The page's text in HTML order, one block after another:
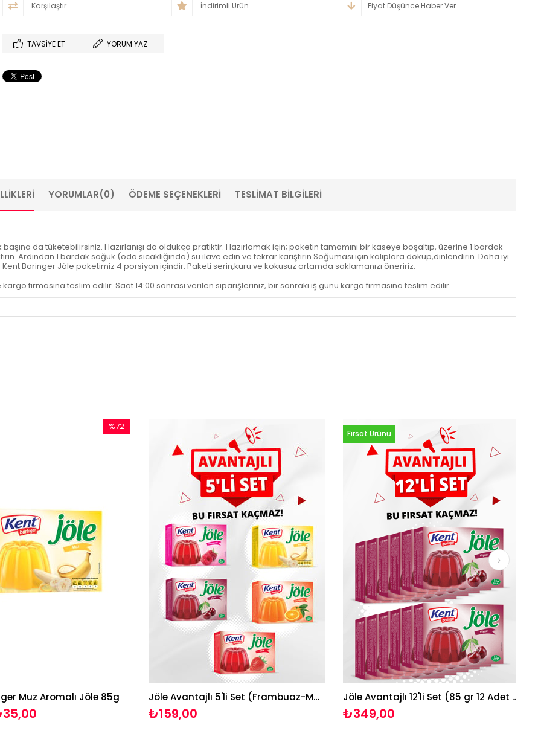
Karşılaştır İndirimli Ürün Fiyat Düşünce Haber Ver
TAVSIYE ET YORUM YAZ
YORUMLAR(0) ÖDEME SEÇENEKLERI TESLIMAT BILGILERI
da tüketebilirsiniz. Hazırlanışı da oldukça pratiktir. Hazırlamak için; paketin tamamını bir kaseye boşaltıp, üzerine 1 bardak
Ardından 1 bardak soğuk (oda sıcaklığında) su ilave edin ve tekrar karıştırın.Soğuması için kalıplara döküp,dinlendirin. Daha iyi
Boringer Jöle paketimiz 4 porsiyon içindir. Paketi serin,kuru ve kokusuz ortamda saklamanızı öneririz.
firmasına teslim edilir. Saat 14:00 sonrası verilen siparişleriniz, bir sonraki iş günü kargo firmasına teslim edilir.
Muz Aromalı Jöle 85g
%72
Jöle Avantajlı 5'li Set (Frambuaz-Muz-Vişne-Portakal-Çilek)
₺159,00
Jöle Avantajlı 12'li Set (85 gr 12 Adet Vişne Jöle)
₺349,00
Fırsat Ürünü